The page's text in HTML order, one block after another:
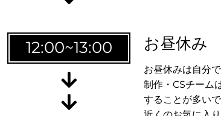
12:00~13:00 お昼休み
お昼休みは自分
制作・CSチーム
することが多いで